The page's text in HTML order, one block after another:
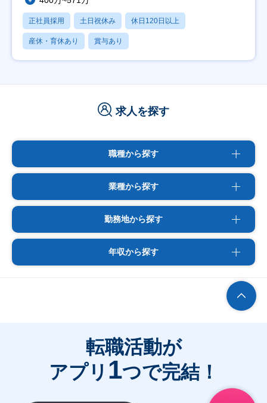
正社員採用 土日祝休み 休日120日以上
産休・育休あり 賞与あり
求人を探す
職種から探す
業種から探す
勤務地から探す
年収から探す
転職活動が
アプリ 1つで完結！